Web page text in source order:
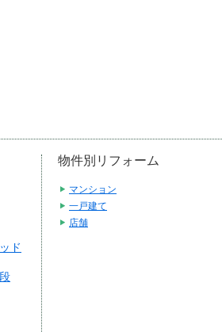
ド
物件別リフォーム
マンション
一戸建て
店舗